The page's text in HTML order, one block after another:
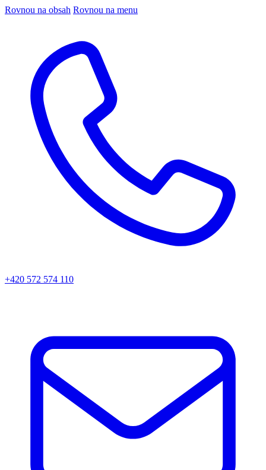
Rovnou na obsah Rovnou na menu
+420 572 574 110